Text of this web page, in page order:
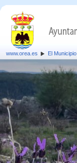
www.orea.es El Municipio